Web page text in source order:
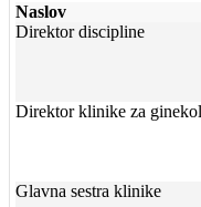
Naslov
Direktor discipline
Direktor klinike za
Glavna sestra klinike